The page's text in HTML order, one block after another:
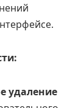
удаление